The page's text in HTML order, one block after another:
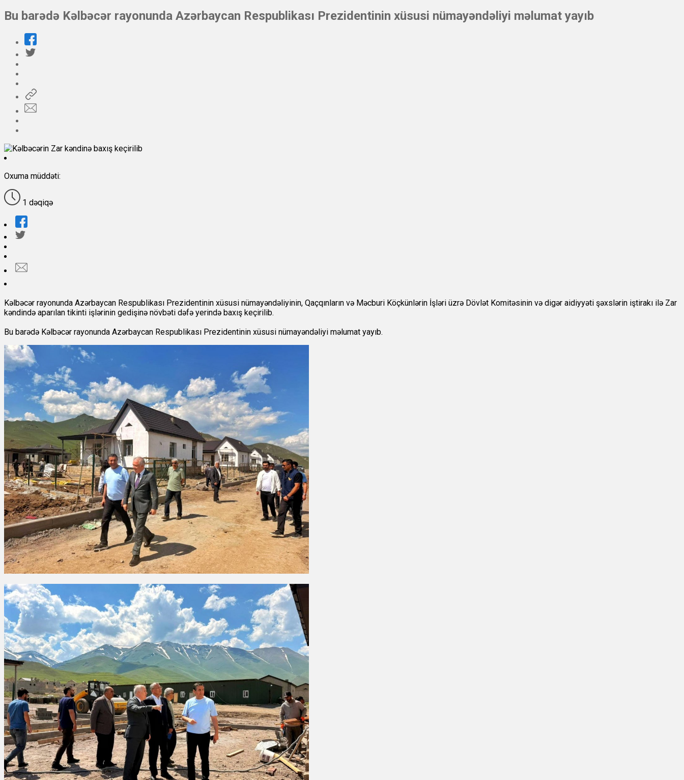
Bu barədə Kəlbəcər rayonunda Azərbaycan Respublikası Prezidentinin xüsusi nümayəndəliyi məlumat yayıb
Oxuma müddəti:
1 dəqiqə
Kəlbəcər rayonunda Azərbaycan Respublikası Prezidentinin xüsusi nümayəndəliyinin, Qaçqınların və Məcburi Köçkünlərin İşləri üzrə Dövlət Komitəsinin və digər aidiyyəti şəxslərin iştirakı ilə Zar
kəndində aparılan tikinti işlərinin gedişinə növbəti dəfə yerində baxış keçirilib.
Bu barədə Kəlbəcər rayonunda Azərbaycan Respublikası Prezidentinin xüsusi nümayəndəliyi məlumat yayıb.